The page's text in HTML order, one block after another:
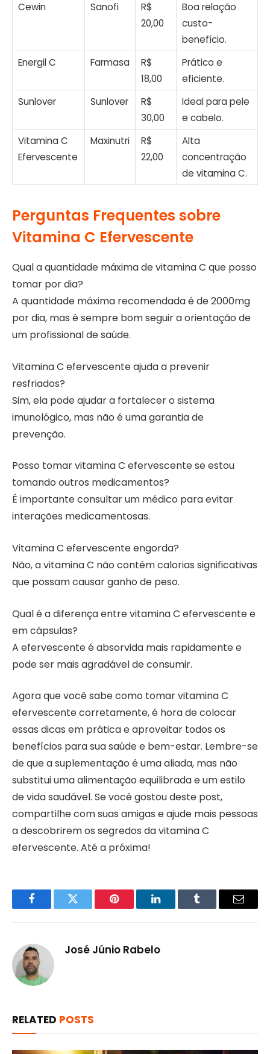
Cewin
Sanofi
R$
20,00
Boa relação
custo-
benefício.
Energil C
Farmasa
R$
18,00
Prático e
eficiente.
Sunlover
Sunlover
R$
30,00
Ideal para pele
e cabelo.
Vitamina C
Efervescente
Maxinutri
R$
22,00
Alta
concentração
de vitamina C.
Perguntas Frequentes sobre
Vitamina C Efervescente
Qual a quantidade máxima de vitamina C que posso
tomar por dia?
A quantidade máxima recomendada é de 2000mg
por dia, mas é sempre bom seguir a orientação de
um profissional de saúde.
Vitamina C efervescente ajuda a prevenir
resfriados?
Sim, ela pode ajudar a fortalecer o sistema
imunológico, mas não é uma garantia de
prevenção.
Posso tomar vitamina C efervescente se estou
tomando outros medicamentos?
É importante consultar um médico para evitar
interações medicamentosas.
Vitamina C efervescente engorda?
Não, a vitamina C não contém calorias significativas
que possam causar ganho de peso.
Qual é a diferença entre vitamina C efervescente e
em cápsulas?
A efervescente é absorvida mais rapidamente e
pode ser mais agradável de consumir.
Agora que você sabe como tomar vitamina C
efervescente corretamente, é hora de colocar
essas dicas em prática e aproveitar todos os
benefícios para sua saúde e bem-estar. Lembre-se
de que a suplementação é uma aliada, mas não
substitui uma alimentação equilibrada e um estilo
de vida saudável. Se você gostou deste post,
compartilhe com suas amigas e ajude mais pessoas
a descobrirem os segredos da vitamina C
efervescente. Até a próxima!
FacebookTwitter Pinterest LinkedInTumblr Email
José Júnio Rabelo
RELATED POSTS